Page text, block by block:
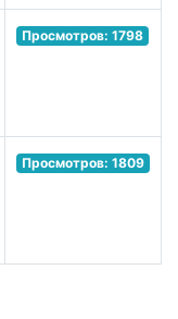
Просмотров: 1798
Просмотров: 1809